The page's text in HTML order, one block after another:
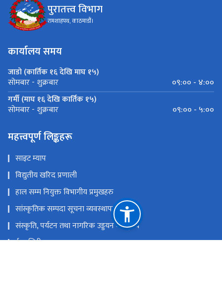
पुरातत्त्व विभाग
रामशाहपथ, काठमाडौं।
कार्यालय समय
जाडो (कार्तिक १६ देखि माघ १५)
सोमबार - शुक्रबार
०९:०० - ४:००
गर्मी (माघ १६ देखि कार्तिक १५)
सोमबार - शुक्रबार ०९:०० - ५:००
महत्त्वपूर्ण लिङ्कहरू
साइट म्याप
विद्युतीय खरिद प्रणाली
हाल सम्म नियुक्त विभागीय प्रमुखहरु
सांस्कृतिक सम्पदा सूचना व्यवस्थापन प्रणाली
संस्कृति, पर्यटन तथा नागरिक उड्डयन मन्त्रा्लय
ई-हाजिरी